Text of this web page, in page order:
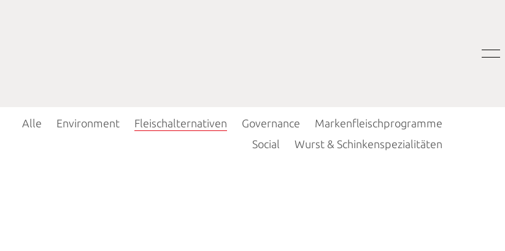
Alle Environment Fleischalternativen Governance
Markenfleischprogramme
Social
Wurst & Schinkenspezialitäten